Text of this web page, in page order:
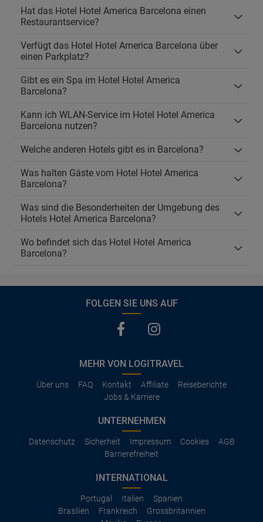
Hat das Hotel Hotel America Barcelona einen
Restaurantservice?
Verfügt das Hotel Hotel America Barcelona über
einen Parkplatz?
Gibt es ein Spa im Hotel Hotel America
Barcelona?
Kann ich WLAN-Service im Hotel Hotel America
Barcelona nutzen?
Welche anderen Hotels gibt es in Barcelona?
Was halten Gäste vom Hotel Hotel America
Barcelona?
Was sind die Besonderheiten der Umgebung des
Hotels Hotel America Barcelona?
Wo befindet sich das Hotel Hotel America
Barcelona?
FOLGEN SIE UNS AUF
MEHR VON LOGITRAVEL
Über uns FAQ Kontakt Affiliate
Reiseberichte
Jobs & Karriere
UNTERNEHMEN
Datenschutz Sicherheit Impressum Cookies
AGB
Barrierefreiheit
INTERNATIONAL
Portugal Italien
Spanien
Brasilien
Frankreich
Grossbritannien